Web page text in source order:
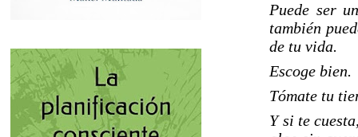
Puede ser
también
de tu vida.
Escoge bien.
Tómate tu
Y si te